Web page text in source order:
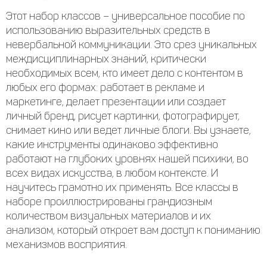
Этот набор классов – универсальное пособие по
использованию выразительных средств в
невербальной коммуникации. Это срез уникальных
междисциплинарных знаний, критически
необходимых всем, кто имеет дело с контентом в
любых его формах: работает в рекламе и
маркетинге, делает презентации или создает
личный бренд, рисует картинки, фотографирует,
снимает кино или ведет личные блоги. Вы узнаете,
какие инструменты одинаково эффективно
работают на глубоких уровнях нашей психики, во
всех видах искусства, в любом контексте. И
научитесь грамотно их применять. Все классы в
наборе проиллюстрированы грандиозным
количеством визуальных материалов и их
анализом, который откроет вам доступ к пониманию
механизмов восприятия.